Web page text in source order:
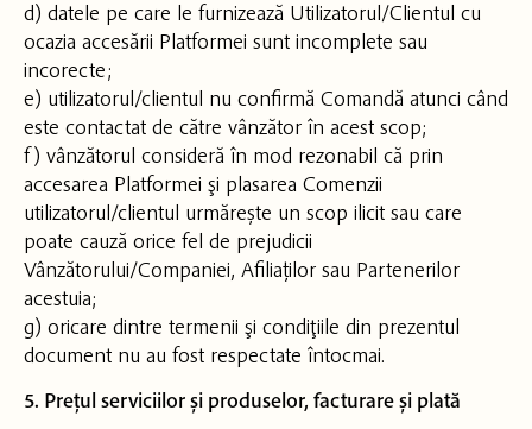
d) datele pe care le furnizează Utilizatorul/Clientul cu
ocazia accesării Platformei sunt incomplete sau
incorecte;
e) utilizatorul/clientul nu confirmă Comandă atunci când
este contactat de către vânzător în acest scop;
f) vânzătorul consideră în mod rezonabil că prin
accesarea Platformei şi plasarea Comenzii
utilizatorul/clientul urmărește un scop ilicit sau care
poate cauză orice fel de prejudicii
Vânzătorului/Companiei, Afiliaților sau Partenerilor
acestuia;
g) oricare dintre termenii şi condiţiile din prezentul
document nu au fost respectate întocmai.
5. Prețul serviciilor și produselor, facturare și plată